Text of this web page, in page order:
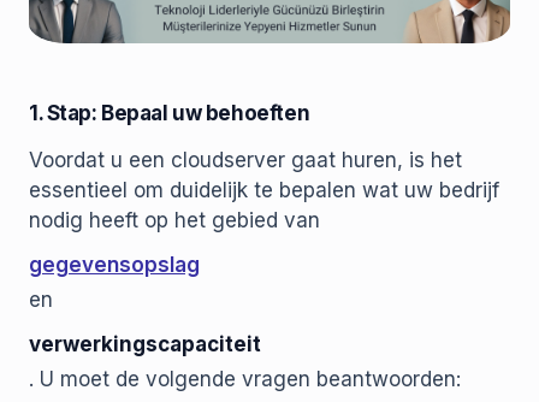
1. Stap: Bepaal uw behoeften
Voordat u een cloudserver gaat huren, is het
essentieel om duidelijk te bepalen wat uw bedrijf
nodig heeft op het gebied van
gegevensopslag
en
verwerkingscapaciteit
. U moet de volgende vragen beantwoorden: